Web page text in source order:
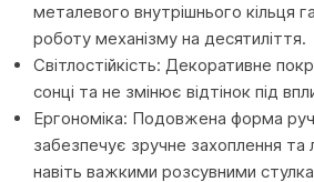
металевого внутрішнього кільця
роботу механізму на десятиліття.
Світлостійкість: Декоративне
сонці та не змінює відтінок під
Ергономіка: Подовжена форма
забезпечує зручне захоплення та
навіть важкими розсувними